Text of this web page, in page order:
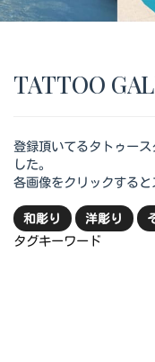
TATTOO
登録頂いてるタトゥー
した。
各画像をクリックすると
和彫り 洋彫り
タグキーワード